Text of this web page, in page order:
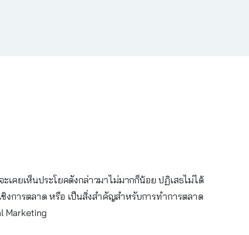
เคยเห็นประโยคดังกล่าวมาไม่มากก็น้อย ปฏิเสธไม่ได้
งการตลาด หรือ เป็นสิ่งสำคัญสำหรับการทำการตลาด
Marketing